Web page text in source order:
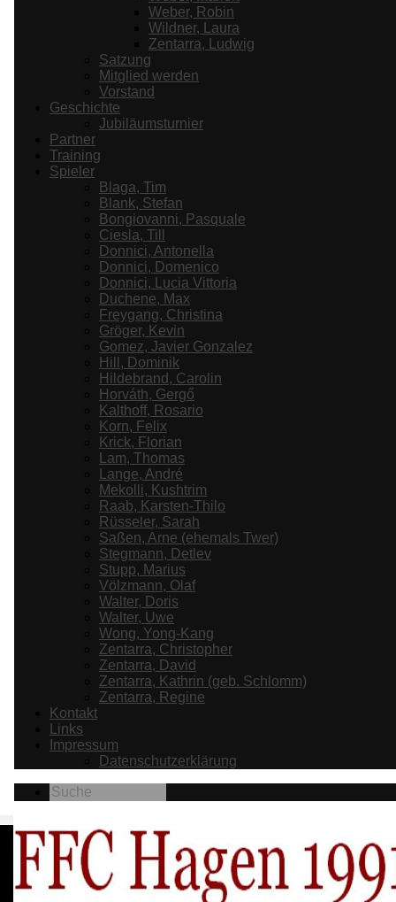
Weber, Robin
Wildner, Laura
Zentarra, Ludwig
Satzung
Mitglied werden
Vorstand
Geschichte
Jubiläumsturnier
Partner
Training
Spieler
Blaga, Tim
Blank, Stefan
Bongiovanni, Pasquale
Ciesla, Till
Donnici, Antonella
Donnici, Domenico
Donnici, Lucia Vittoria
Duchene, Max
Freygang, Christina
Gröger, Kevin
Gomez, Javier Gonzalez
Hill, Dominik
Hildebrand, Carolin
Horváth, Gergő
Kalthoff, Rosario
Korn, Felix
Krick, Florian
Lam, Thomas
Lange, André
Mekolli, Kushtrim
Raab, Karsten-Thilo
Rüsseler, Sarah
Saßen, Arne (ehemals Twer)
Stegmann, Detlev
Stupp, Marius
Völzmann, Olaf
Walter, Doris
Walter, Uwe
Wong, Yong-Kang
Zentarra, Christopher
Zentarra, David
Zentarra, Kathrin (geb. Schlomm)
Zentarra, Regine
Kontakt
Links
Impressum
Datenschutzerklärung